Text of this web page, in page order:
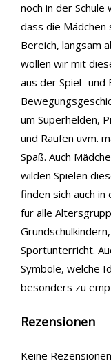
noch in der
dass die Mädchen
Bereich, langsam
wollen wir mit
aus der Spiel- und
um Superhelden,
und Raufen uvm.
Spaß. Auch
wilden Spielen
finden sich auch
für alle
Sportunterricht.
Symbole, welche
besonders zu
Rezensionen
Keine